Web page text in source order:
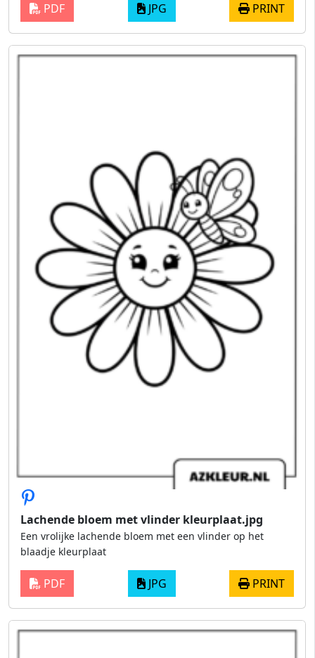
PDF JPG PRINT
Lachende bloem met vlinder kleurplaat.jpg
Een vrolijke lachende bloem met een vlinder op het
blaadje kleurplaat
PDF JPG PRINT